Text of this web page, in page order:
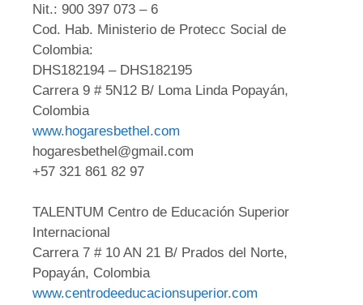
Nit.: 900 397 073 – 6
Cod. Hab. Ministerio de Protecc Social de
Colombia:
DHS182194 – DHS182195
Carrera 9 # 5N12 B/ Loma Linda Popayán,
Colombia
www.hogaresbethel.com
hogaresbethel@gmail.com
+57 321 861 82 97
TALENTUM Centro de Educación Superior
Internacional
Carrera 7 # 10 AN 21 B/ Prados del Norte,
Popayán, Colombia
www.centrodeeducacionsuperior.com